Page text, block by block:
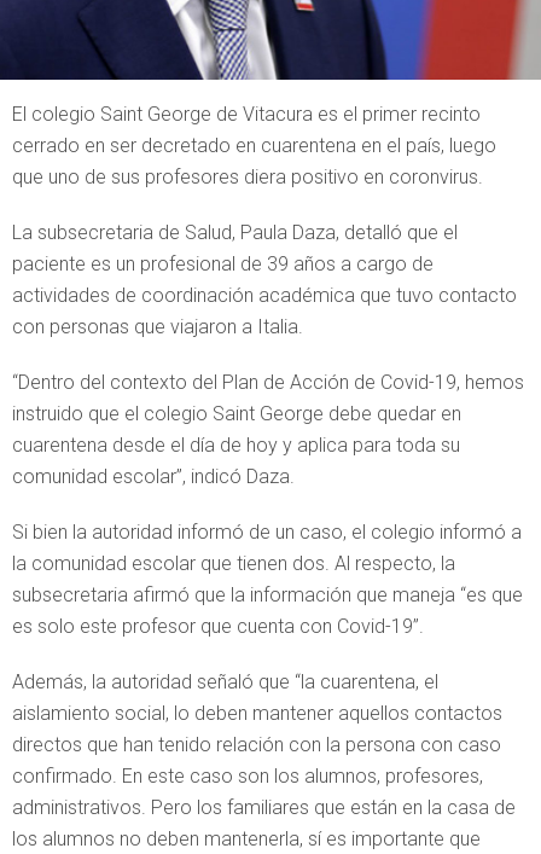
El colegio Saint George de Vitacura es el primer recinto
cerrado en ser decretado en cuarentena en el país, luego
que uno de sus profesores diera positivo en coronvirus.
La subsecretaria de Salud, Paula Daza, detalló que el
paciente es un profesional de 39 años a cargo de
actividades de coordinación académica que tuvo contacto
con personas que viajaron a Italia.
“Dentro del contexto del Plan de Acción de Covid-19, hemos
instruido que el colegio Saint George debe quedar en
cuarentena desde el día de hoy y aplica para toda su
comunidad escolar”, indicó Daza.
Si bien la autoridad informó de un caso, el colegio informó a
la comunidad escolar que tienen dos. Al respecto, la
subsecretaria afirmó que la información que maneja “es que
es solo este profesor que cuenta con Covid-19”.
Además, la autoridad señaló que “la cuarentena, el
aislamiento social, lo deben mantener aquellos contactos
directos que han tenido relación con la persona con caso
confirmado. En este caso son los alumnos, profesores,
administrativos. Pero los familiares que están en la casa de
los alumnos no deben mantenerla, sí es importante que